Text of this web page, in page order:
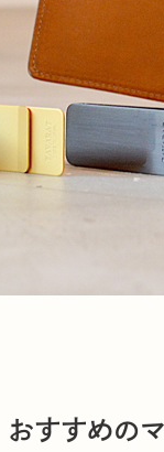
おすすめの